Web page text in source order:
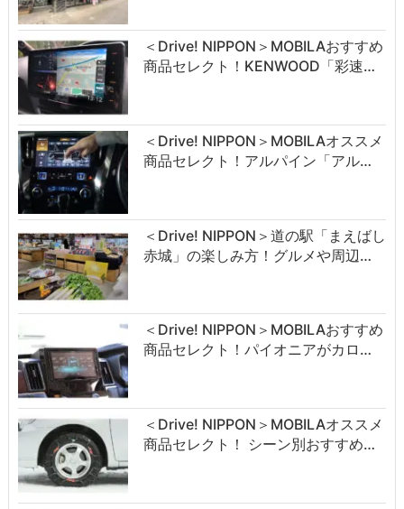
＜Drive! NIPPON＞MOBILAおすすめ
商品セレクト！KENWOOD「彩速…
＜Drive! NIPPON＞MOBILAオススメ
商品セレクト！アルパイン「アル…
＜Drive! NIPPON＞道の駅「まえばし
赤城」の楽しみ方！グルメや周辺…
＜Drive! NIPPON＞MOBILAおすすめ
商品セレクト！パイオニアがカロ…
＜Drive! NIPPON＞MOBILAオススメ
商品セレクト！ シーン別おすすめ…